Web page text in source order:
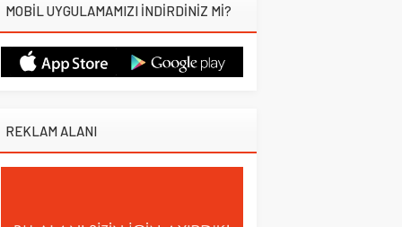
MOBİL UYGULAMAMIZI İNDİRDİNİZ Mİ?
REKLAM ALANI